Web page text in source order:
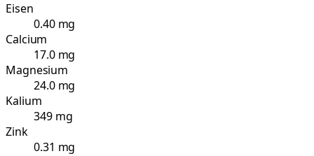
Eisen
0.40 mg
Calcium
17.0 mg
Magnesium
24.0 mg
Kalium
349 mg
Zink
0.31 mg